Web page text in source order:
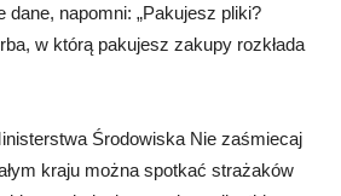
dane, napomni: „Pakujesz pliki?
w którą pakujesz zakupy rozkłada
Środowiska Nie zaśmiecaj
kraju można spotkać strażaków